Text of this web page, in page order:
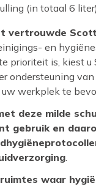
(in totaal 6 liter)
vertrouwde
en
prioriteit is, kiest
ondersteuning
werkplek te
deze milde
gebruik en
.
waar